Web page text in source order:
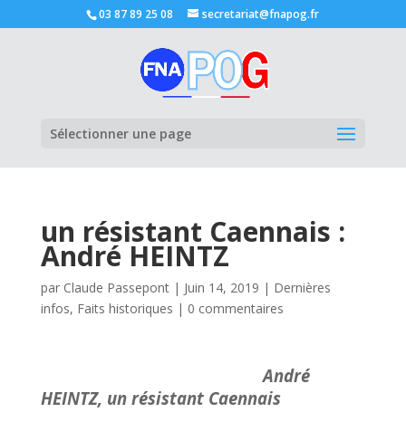
03 87 89 25 08 secretariat@fnapog.fr
Sélectionner une page
un résistant Caennais :
André HEINTZ
par Claude Passepont| Juin 14, 2019 | Dernières
infos, Faits historiques | 0 commentaires
André
HEINTZ, un résistant Caennais